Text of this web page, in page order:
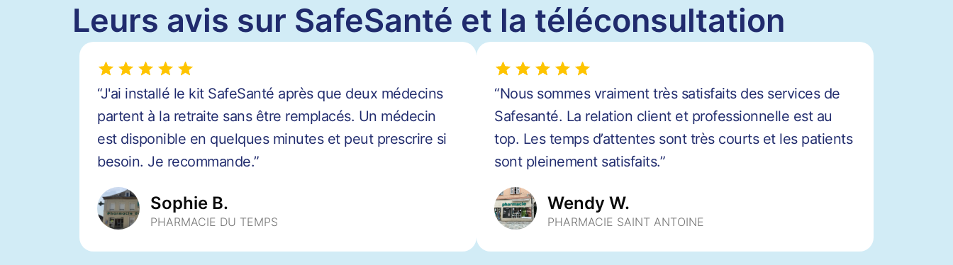
Leurs avis sur SafeSanté et la téléconsultation
“J'ai installé le kit SafeSanté après que deux médecins
partent à la retraite sans être remplacés. Un médecin
est disponible en quelques minutes et peut prescrire si
besoin. Je recommande.”
Sophie B.
PHARMACIE DU TEMPS
“Nous sommes vraiment très satisfaits des services de
Safesanté. La relation client et professionnelle est au
top. Les temps d’attentes sont très courts et les patients
sont pleinement satisfaits.”
Wendy W.
PHARMACIE SAINT ANTOINE